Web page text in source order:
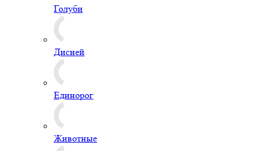
Голуби
Дисней
Единорог
Животные